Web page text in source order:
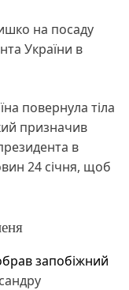
на посаду
України в
повернула тіла
призначив
в
24 січня, щоб
запобіжний